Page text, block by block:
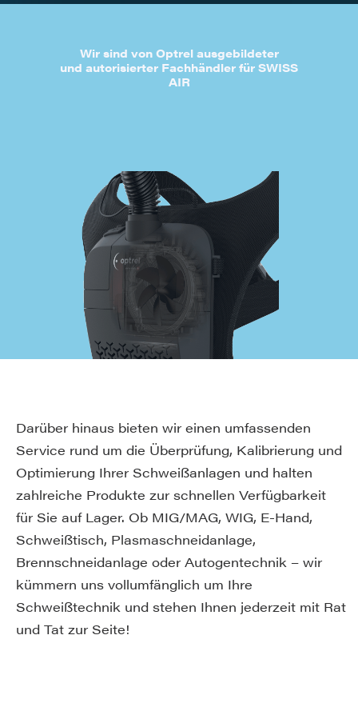
Wir sind von Optrel ausgebildeter
und autorisierter Fachhändler für SWISS
AIR
Darüber hinaus bieten wir einen umfassenden
Service rund um die Überprüfung, Kalibrierung und
Optimierung Ihrer Schweißanlagen und halten
zahlreiche Produkte zur schnellen Verfügbarkeit
für Sie auf Lager. Ob MIG/MAG, WIG, E-Hand,
Schweißtisch, Plasmaschneidanlage,
Brennschneidanlage oder Autogentechnik – wir
kümmern uns vollumfänglich um Ihre
Schweißtechnik und stehen Ihnen jederzeit mit Rat
und Tat zur Seite!